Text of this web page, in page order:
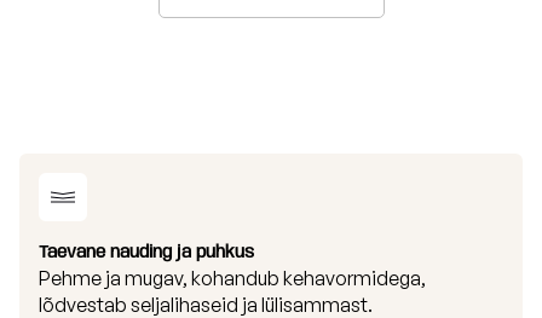
Taevane nauding ja puhkus
Pehme ja mugav, kohandub kehavormidega,
lõdvestab seljalihaseid ja lülisammast.